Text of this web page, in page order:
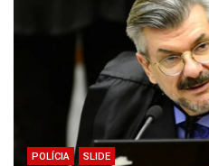
POLÍCIA SLIDE